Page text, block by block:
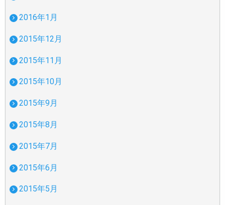
2016年1月
2015年12月
2015年11月
2015年10月
2015年9月
2015年8月
2015年7月
2015年6月
2015年5月